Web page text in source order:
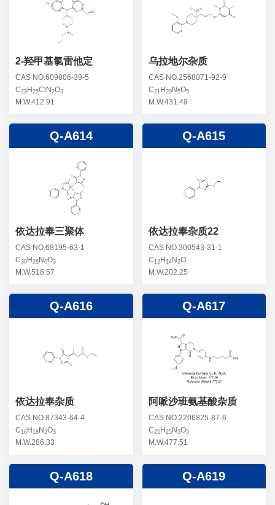
2-羟甲基氯雷他定
CAS NO.609806-39-5
C23 H 25ClN 2O3
M.W.412.91
乌拉地尔杂质
CAS NO.2568071-92-9
C21 H 29N 5O5
M.W.431.49
Q-A614
依达拉奉三聚体
CAS NO.68195-63-1
C30 H 26 N 6O3
M.W.518.57
Q-A615
依达拉奉杂质22
CAS NO.300543-31-1
C12H 14 N 2O
M.W.202.25
Q-A616
依达拉奉杂质
CAS NO.87343-64-4
C16 H 18 N 2O3
M.W.286.33
Q-A617
阿哌沙班氨基酸杂质
CAS NO.2206825-87-6
C25H 25N 5O5
M.W.477.51
Q-A618 Q-A619